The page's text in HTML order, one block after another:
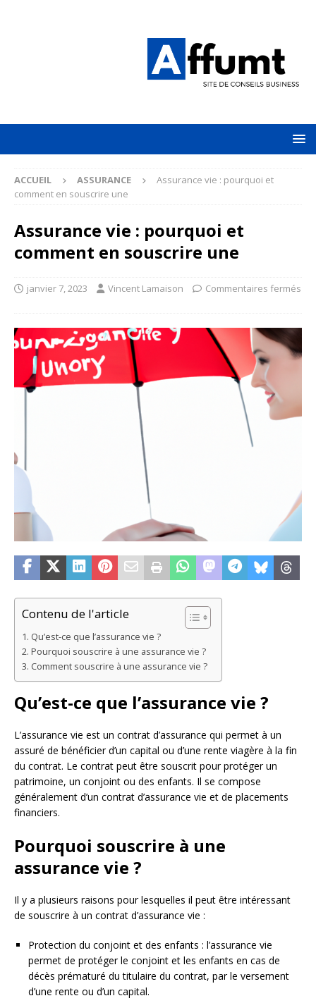
ACCUEIL ASSURANCE
Assurance vie : pourquoi et
comment en souscrire une
Assurance vie : pourquoi et
comment en souscrire une
janvier 7, 2023 Vincent Lamaison Commentaires fermés
Contenu de l'article
Qu’est-ce que l’assurance vie ?
Pourquoi souscrire à une assurance vie ?
Comment souscrire à une assurance vie ?
Qu’est-ce que l’assurance vie ?
L’assurance vie est un contrat d’assurance qui permet à un
assuré de bénéficier d’un capital ou d’une rente viagère à la fin
du contrat. Le contrat peut être souscrit pour protéger un
patrimoine, un conjoint ou des enfants. Il se compose
généralement d’un contrat d’assurance vie et de placements
financiers.
Pourquoi souscrire à une
assurance vie ?
Il y a plusieurs raisons pour lesquelles il peut être intéressant
de souscrire à un contrat d’assurance vie :
Protection du conjoint et des enfants : l’assurance vie
permet de protéger le conjoint et les enfants en cas de
décès prématuré du titulaire du contrat, par le versement
d’une rente ou d’un capital.